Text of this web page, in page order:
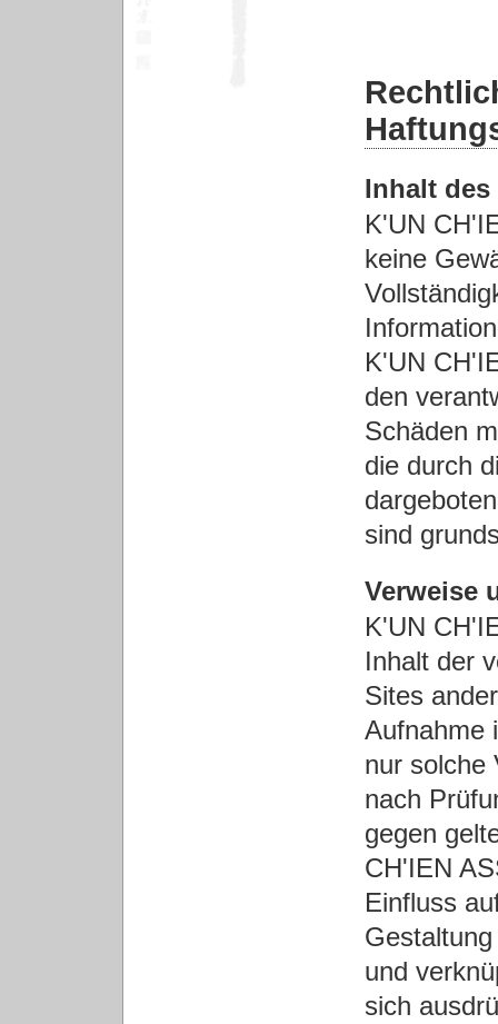
Inhalt
K'UN
keine
K'UN
den
Schäden
die durch
sind
Verweise
K'UN
Inhalt der
Sites
Aufnahme
nur solche
nach
gegen
CH'IEN
Einfluss
und
sich